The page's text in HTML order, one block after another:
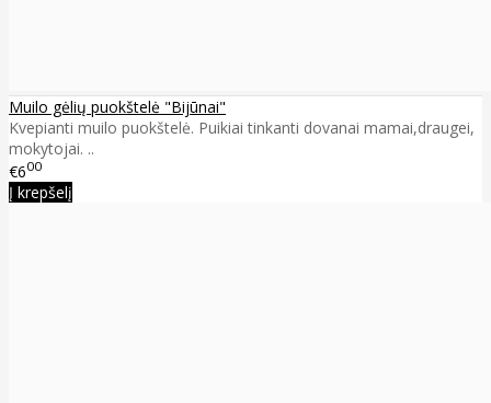
Muilo gėlių puokštelė "Bijūnai"
Kvepianti muilo puokštelė. Puikiai tinkanti dovanai mamai,draugei,
mokytojai. ..
€600
Į krepšelį